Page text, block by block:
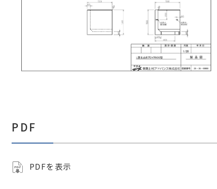
PDF
PDFを表示